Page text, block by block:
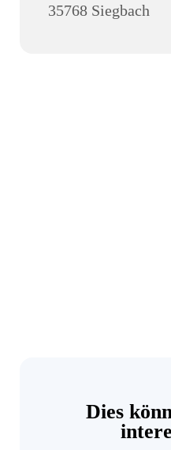
35768 Siegbach
Dies